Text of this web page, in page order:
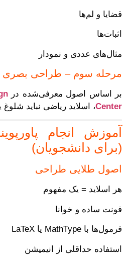
قضایا و لم‌ها
اثبات‌ها
مثال‌های عددی و نمودار
مرحله سوم – طراحی بصری
بر اساس اصول معرفی‌شده در
Center، اسلاید ریاضی نباید شلوغ
آموزش انجام
(برای دانشجویان)
اصول طلایی طراحی
هر اسلاید = یک مفهوم
فونت ساده و خوانا
فرمول‌ها با MathType یا LaTeX
استفاده حداقلی از انیمیشن